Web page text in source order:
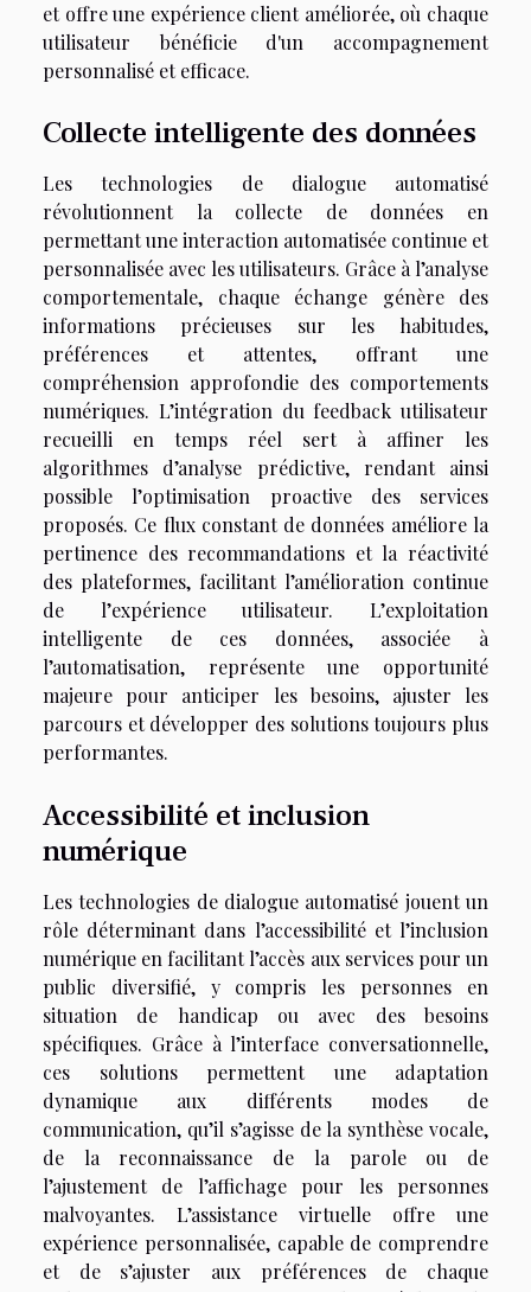
et offre une expérience client améliorée, où chaque
utilisateur bénéficie d'un accompagnement
personnalisé et efficace.
Collecte intelligente des données
Les technologies de dialogue automatisé
révolutionnent la collecte de données en
permettant une interaction automatisée continue et
personnalisée avec les utilisateurs. Grâce à l’analyse
comportementale, chaque échange génère des
informations précieuses sur les habitudes,
préférences et attentes, offrant une
compréhension approfondie des comportements
numériques. L’intégration du feedback utilisateur
recueilli en temps réel sert à affiner les
algorithmes d’analyse prédictive, rendant ainsi
possible l’optimisation proactive des services
proposés. Ce flux constant de données améliore la
pertinence des recommandations et la réactivité
des plateformes, facilitant l’amélioration continue
de l’expérience utilisateur. L’exploitation
intelligente de ces données, associée à
l’automatisation, représente une opportunité
majeure pour anticiper les besoins, ajuster les
parcours et développer des solutions toujours plus
performantes.
Accessibilité et inclusion
numérique
Les technologies de dialogue automatisé jouent un
rôle déterminant dans l’accessibilité et l’inclusion
numérique en facilitant l’accès aux services pour un
public diversifié, y compris les personnes en
situation de handicap ou avec des besoins
spécifiques. Grâce à l’interface conversationnelle,
ces solutions permettent une adaptation
dynamique aux différents modes de
communication, qu’il s’agisse de la synthèse vocale,
de la reconnaissance de la parole ou de
l’ajustement de l’affichage pour les personnes
malvoyantes. L’assistance virtuelle offre une
expérience personnalisée, capable de comprendre
et de s’ajuster aux préférences de chaque